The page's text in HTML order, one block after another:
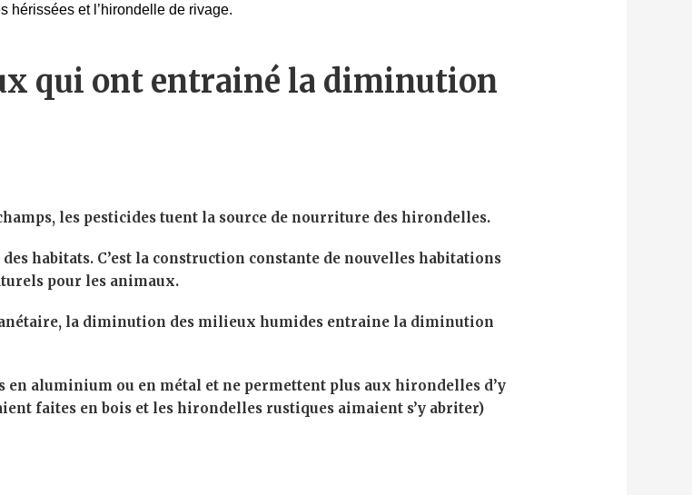
hérissées et l’hirondelle de rivage.
qui ont entrainé la diminution
les pesticides tuent la source de nourriture des hirondelles.
habitats. C’est la construction constante de nouvelles habitations
pour les animaux.
la diminution des milieux humides entraine la diminution
en aluminium ou en métal et ne permettent plus aux hirondelles d’y
faites en bois et les hirondelles rustiques aimaient s’y abriter)